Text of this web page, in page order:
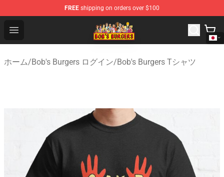
FREE shipping on orders over $100
Open menu
Bob's Burgers Store - Official Bob's Burgers Merchandise
ホーム/Bob's Burgers ログイン/Bob's Burgers Tシャツ